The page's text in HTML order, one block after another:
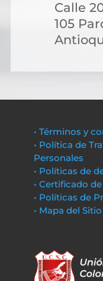
Calle
105
• Términos y
• Política de
Personales
• Políticas de
• Certificado
• Políticas de
• Mapa del Sitio